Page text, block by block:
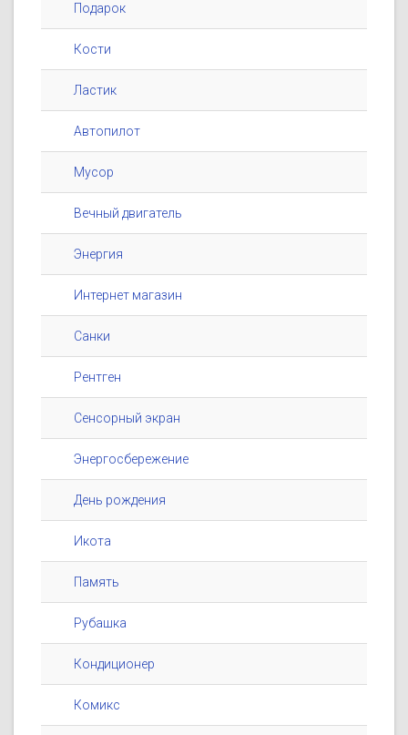
Подарок
Кости
Ластик
Автопилот
Мусор
Вечный двигатель
Энергия
Интернет магазин
Санки
Рентген
Сенсорный экран
Энергосбережение
День рождения
Икота
Память
Рубашка
Кондиционер
Комикс